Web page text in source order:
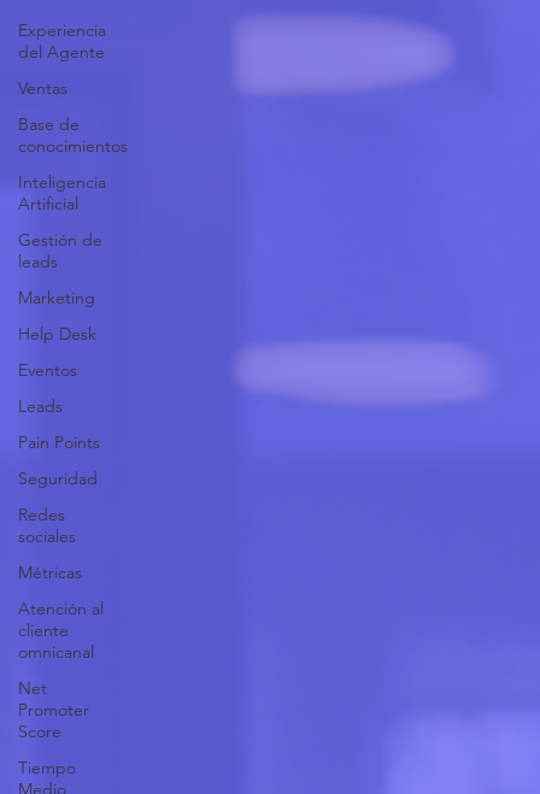
Experiencia
del Agente
Ventas
Base de
conocimientos
Inteligencia
Artificial
Gestión de
leads
Marketing
Help Desk
Eventos
Leads
Pain Points
Seguridad
Redes
sociales
Métricas
Atención al
cliente
omnicanal
Net
Promoter
Score
Tiempo
Medio